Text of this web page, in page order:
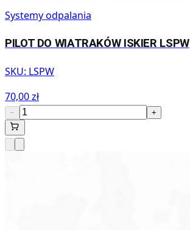
Systemy odpalania
PILOT DO WIATRAKÓW ISKIER LSPW
SKU: LSPW
70,00 zł
− +